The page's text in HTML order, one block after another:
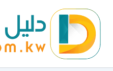
المحتوى